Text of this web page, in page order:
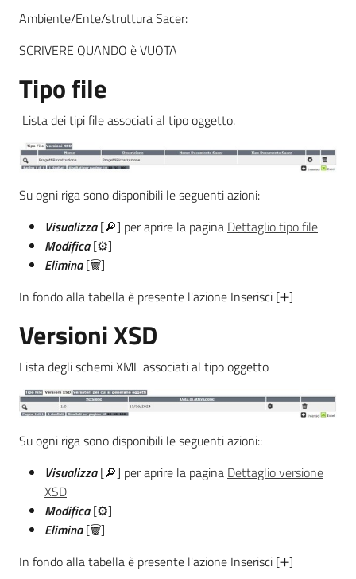
Ambiente/Ente/struttura Sacer:
SCRIVERE QUANDO è VUOTA
Tipo file
Lista dei tipi file associati al tipo oggetto.
Su ogni riga sono disponibili le seguenti azioni:
Visualizza[🔎] per aprire la pagina Dettaglio tipo file
Modifica[⚙]
Elimina[🗑]
In fondo alla tabella è presente l'azione Inserisci [➕]
Versioni XSD
Lista degli schemi XML associati al tipo oggetto
Su ogni riga sono disponibili le seguenti azioni::
Visualizza[🔎] per aprire la pagina Dettaglio versione
XSD
Modifica[⚙]
Elimina[🗑]
In fondo alla tabella è presente l'azione Inserisci [➕]